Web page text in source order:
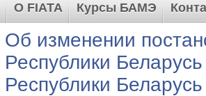
О FIATA Курсы БАМЭ
Об изменении
Республики
Республики Беларусь